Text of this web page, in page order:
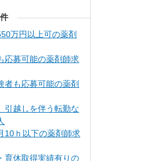
万円以上可の薬剤
応募可能の薬剤師求
者も応募可能の薬剤
引越しを伴う転勤な
10ｈ以下の薬剤師求
育休取得実績有りの